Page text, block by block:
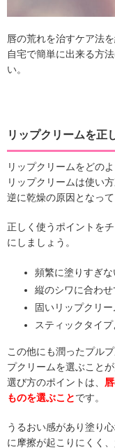
唇の荒れを治すケア法を
自宅で簡単に出来る方
い。
リップクリームを正
リップクリームをどの
リップクリームは使い
逆に乾燥の原因となっ
正しく使うポイントを
にしましょう。
頻繁に塗りすぎな
縦のシワに合わせ
固いリップクリ
スティックタイ
この他にも潤ったプル
プクリームを選ぶことが
選び方のポイントは、
ものを選ぶことです。
うるおい感があり塗り
に摩擦が起こりにくく